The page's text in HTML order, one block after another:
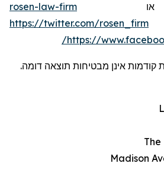
rosen-law-firm
https://twitter.com/rosen_firm
https://
קודמות אינן מבטיחות תוצאה דומה.